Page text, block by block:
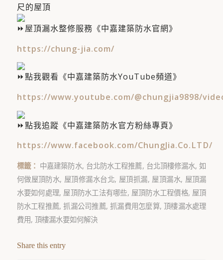
尺的屋頂
屋頂漏水整修服務《中嘉建築防水官網》
https://chung-jia.com/
點我觀看《中嘉建築防水YouTube頻道》
https://www.youtube.com/@chungjia9898/
點我追蹤《中嘉建築防水官方粉絲專頁》
https://www.facebook.com/ChungJia.Co.LTD/
標籤： 中嘉建築防水, 台北防水工程推薦, 台北頂樓修漏水,如
何做屋頂防水, 屋頂修漏水台北, 屋頂抓漏, 屋頂漏水, 屋頂漏
水要如何處理, 屋頂防水工法有哪些, 屋頂防水工程價格, 屋頂
防水工程推薦,抓漏公司推薦,抓漏費用怎麼算,頂樓漏水處理
費用, 頂樓漏水要如何解決
Share this entry